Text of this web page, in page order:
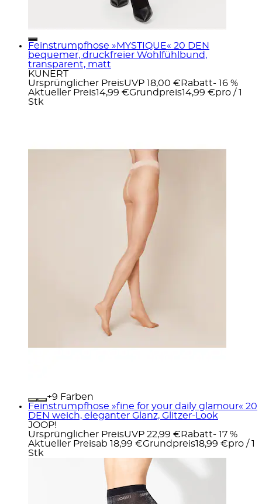
Feinstrumpfhose »MYSTIQUE« 20 DEN
bequemer, druckfreier Wohlfühlbund,
transparent, matt
KUNERT
Ursprünglicher PreisUVP 18,00 € Rabatt- 16 %
Aktueller Preis14,99 €Grundpreis14,99 €pro / 1
Stk
+
Farben
Feinstrumpfhose »fine for your daily glamour« 20
DEN weich, eleganter Glanz, Glitzer-Look
JOOP!
Ursprünglicher PreisUVP 22,99 € Rabatt- 17 %
Aktueller Preisab 18,99 €Grundpreis18,99 €pro / 1
Stk